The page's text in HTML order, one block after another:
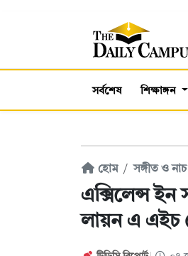
সর্বশেষ শিক্ষাঙ্গন
হোম সঙ্গীত ও নাচ
এক্সিলেন্স ইন
লায়ন এ এইচ